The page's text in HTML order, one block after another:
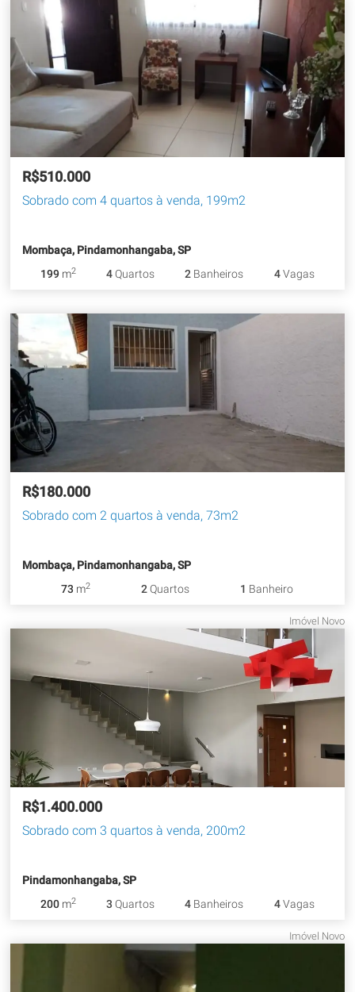
R$510.000
Sobrado com 4 quartos à venda, 199m2
Mombaça, Pindamonhangaba, SP
199 m2 4Quartos 2 Banheiros 4Vagas
R$180.000
Sobrado com 2 quartos à venda, 73m2
Mombaça, Pindamonhangaba, SP
73 m2 2Quartos 1 Banheiro
Imóvel Novo
R$1.400.000
Sobrado com 3 quartos à venda, 200m2
Pindamonhangaba, SP
200 m2 3 Quartos 4 Banheiros 4Vagas
Imóvel Novo